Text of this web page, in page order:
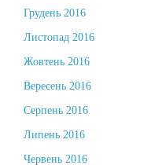
Грудень 2016
Листопад 2016
Жовтень 2016
Вересень 2016
Серпень 2016
Липень 2016
Червень 2016